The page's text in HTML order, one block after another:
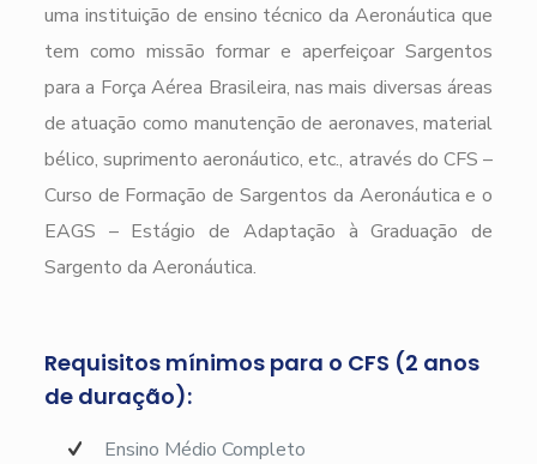
uma instituição de ensino técnico da Aeronáutica que
tem como missão formar e aperfeiçoar Sargentos
para a Força Aérea Brasileira, nas mais diversas áreas
de atuação como manutenção de aeronaves, material
bélico, suprimento aeronáutico, etc., através do CFS –
Curso de Formação de Sargentos da Aeronáutica e o
EAGS – Estágio de Adaptação à Graduação de
Sargento da Aeronáutica.
Requisitos mínimos para o CFS (2 anos
de duração):
Ensino Médio Completo